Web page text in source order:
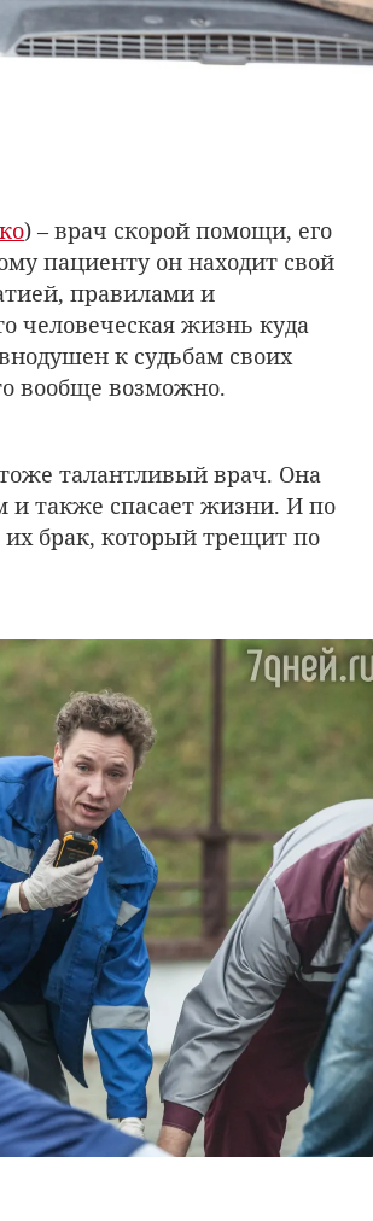
) – врач скорой помощи, его
пациенту он находит свой
правилами и
человеческая жизнь куда
к судьбам своих
вообще возможно.
талантливый врач. Она
и также спасает жизни. И по
их брак, который трещит по